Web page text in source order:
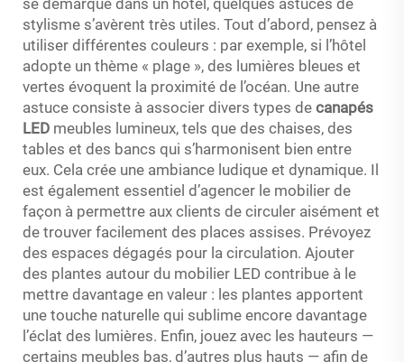
se démarque dans un hôtel, quelques astuces de
stylisme s’avèrent très utiles. Tout d’abord, pensez à
utiliser différentes couleurs : par exemple, si l’hôtel
adopte un thème « plage », des lumières bleues et
vertes évoquent la proximité de l’océan. Une autre
astuce consiste à associer divers types de canapés
LED meubles lumineux, tels que des chaises, des
tables et des bancs qui s’harmonisent bien entre
eux. Cela crée une ambiance ludique et dynamique. Il
est également essentiel d’agencer le mobilier de
façon à permettre aux clients de circuler aisément et
de trouver facilement des places assises. Prévoyez
des espaces dégagés pour la circulation. Ajouter
des plantes autour du mobilier LED contribue à le
mettre davantage en valeur : les plantes apportent
une touche naturelle qui sublime encore davantage
l’éclat des lumières. Enfin, jouez avec les hauteurs —
certains meubles bas, d’autres plus hauts — afin de